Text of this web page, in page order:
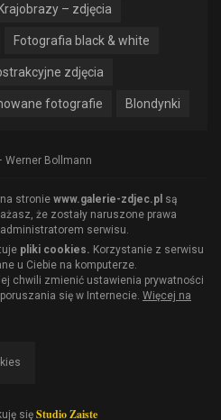
Krajobrazy – zdjęcia
Fotografia black & white
zdjęcia
fotografie Blondynki
Werner Bollmann
stronie www.galerie-zdjec.pl są
że zostały naruszone prawa
serwisu.
pliki cookies. Korzystanie z serwisu
u Ciebie na komputerze.
chwili zmienić ustawienia prywatności
się w Internecie. Więcej na
się Studio Zaiste